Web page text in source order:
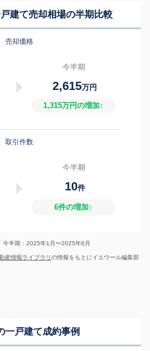
建て売却相場の半期比較
売却価格
今半期
2,615万円
1,315万円の増加↑
取引件数
今半期
10件
6件の増加↑
半期：2025年1月〜2025年6月
産情報ライブラリの情報をもとにイエウール編集部
一戸建て成約事例